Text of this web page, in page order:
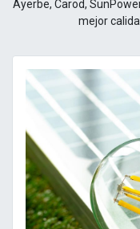
Ayerbe, Carod,
mejor